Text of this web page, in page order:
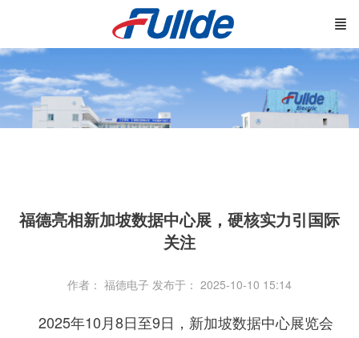
福德亮相新加坡数据中心展，硬核实力引国际
关注
作者： 福德电子 发布于： 2025-10-10 15:14
2025年10月8日至9日，新加坡数据中心展览会